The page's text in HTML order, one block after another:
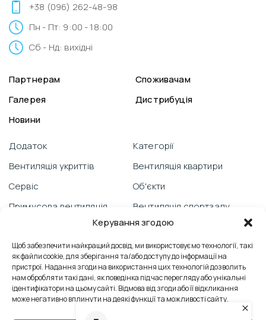
Керування згодою
Щоб забезпечити найкращий досвід, ми використовуємо технології, такі
як файли cookie, для зберігання та/або доступу до інформації на
пристрої. Надання згоди на використання цих технологій дозволить
нам обробляти такі дані, як поведінка під час перегляду або унікальні
ідентифікатори на цьому сайті. Відмова від згоди або її відкликання
може негативно вплинути на деякі функції та можливості сайту.
+38 (096) 262-48-98
Пн - Пт: 9:00 - 18:00
Сб - Нд: вихідні
Партнерам
Споживачам
Галерея
Дистрибуція
Новини
Додаток
Вентиляція укриттів
Сервіс
Примусова вентиляція
PRANA зі смартфону
Технічна підтримка
Боротьба з пліснявою
Категорії
Вентиляція квартири
Об'єкти
Вентиляція спортзалу
Відеоблог
Вентиляція школи
Відгуки
Вентиляція офісу